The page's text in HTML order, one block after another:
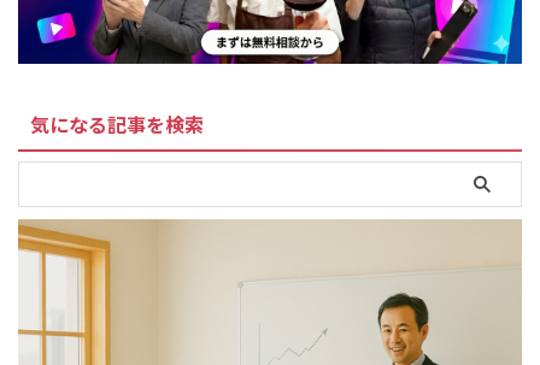
気になる記事を検索